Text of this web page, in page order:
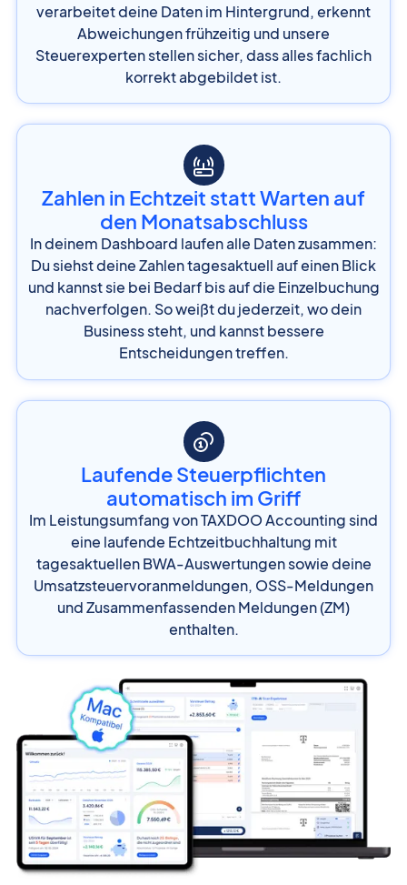
verarbeitet deine Daten im Hintergrund, erkennt
Abweichungen frühzeitig und unsere
Steuerexperten stellen sicher, dass alles fachlich
korrekt abgebildet ist.
Zahlen in Echtzeit statt Warten auf
den Monatsabschluss
In deinem Dashboard laufen alle Daten zusammen:
Du siehst deine Zahlen tagesaktuell auf einen Blick
und kannst sie bei Bedarf bis auf die Einzelbuchung
nachverfolgen. So weißt du jederzeit, wo dein
Business steht, und kannst bessere
Entscheidungen treffen.
Laufende Steuerpflichten
automatisch im Griff
Im Leistungsumfang von TAXDOO Accounting sind
eine laufende Echtzeitbuchhaltung mit
tagesaktuellen BWA-Auswertungen sowie deine
Umsatzsteuervoranmeldungen, OSS-Meldungen
und Zusammenfassenden Meldungen (ZM)
enthalten.